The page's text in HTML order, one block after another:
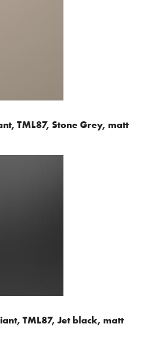
TML87, Stone Grey, matt
TML87, Jet black, matt